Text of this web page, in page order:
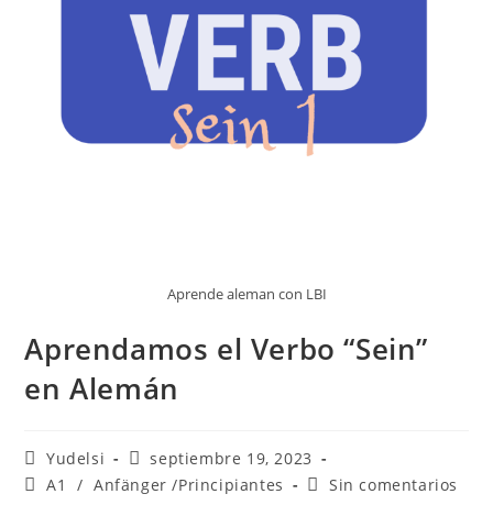
Aprende aleman con LBI
Aprendamos el Verbo “Sein”
en Alemán
Yudelsi
septiembre 19, 2023
A1
/ Anfänger /Principiantes Sin comentarios